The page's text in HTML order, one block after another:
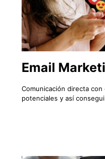
Email
Comunicación directa
potenciales y así